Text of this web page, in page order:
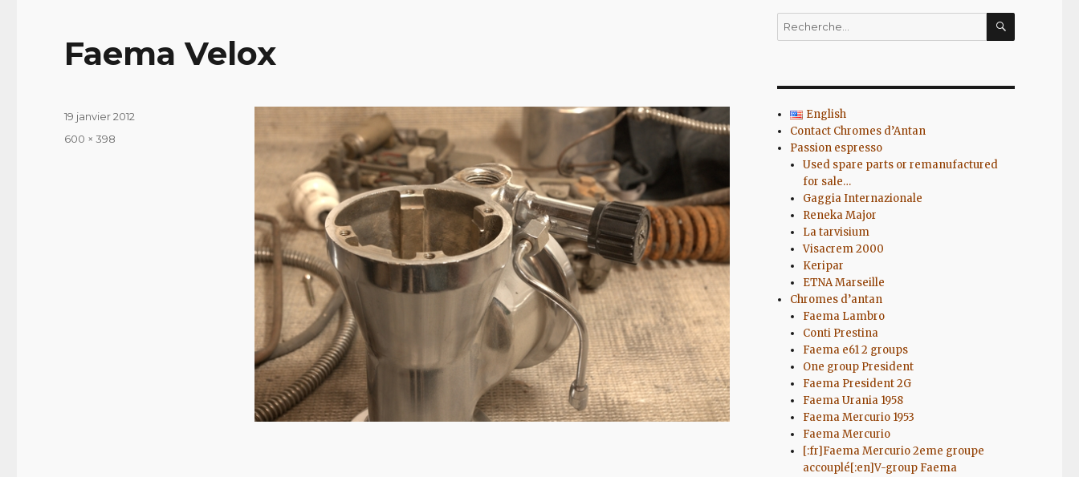
Faema Velox
Publié
19 janvier 2012
Taille
600 × 398
Recherche
pour
English
Contact Chromes d’Antan
Passion espresso
Used spare parts or remanufactured
for sale…
Gaggia Internazionale
Reneka Major
La tarvisium
Visacrem 2000
Keripar
ETNA Marseille
Chromes d’antan
Faema Lambro
Conti Prestina
Faema e61 2 groups
One group President
Faema President 2G
Faema Urania 1958
Faema Mercurio 1953
Faema Mercurio
[:fr]Faema Mercurio 2eme groupe
accouplé[:en]V-group Faema